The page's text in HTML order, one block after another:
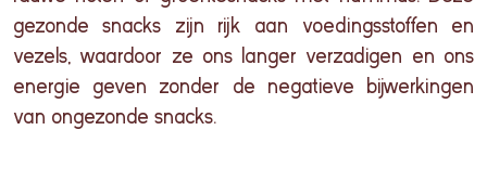
gezonde snacks zijn rijk aan voedingsstoffen en
vezels, waardoor ze ons langer verzadigen en ons
energie geven zonder de negatieve bijwerkingen
van ongezonde snacks.